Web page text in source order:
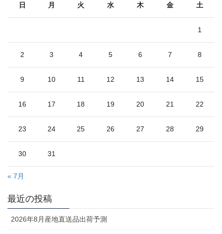
日 月 火 水 木 金 土
1
2 3 4 5 6 7 8
9 10 11 12 13 14 15
16 17 18 19 20 21 22
23 24 25 26 27 28 29
30 31
« 7月
最近の投稿
2026年8月産地直送品出荷予測